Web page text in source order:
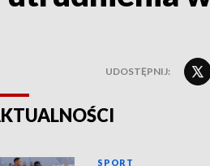
UDOSTĘPNIJ:
SPORT